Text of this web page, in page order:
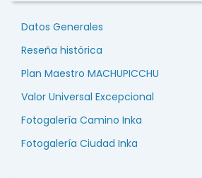
Datos Generales
Reseña histórica
Plan Maestro MACHUPICCHU
Valor Universal Excepcional
Fotogalería Camino Inka
Fotogalería Ciudad Inka